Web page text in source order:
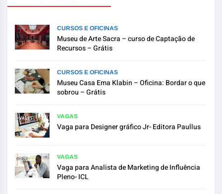
CURSOS E OFICINAS
Museu de Arte Sacra – curso de Captação de
Recursos – Grátis
CURSOS E OFICINAS
Museu Casa Ema Klabin – Oficina: Bordar o que
sobrou – Grátis
VAGAS
Vaga para Designer gráfico Jr- Editora Paullus
VAGAS
Vaga para Analista de Marketing de Influência
Pleno- ICL